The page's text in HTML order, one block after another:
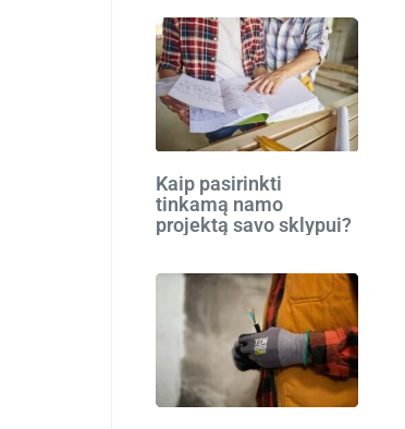
Kaip pasirinkti
tinkamą namo
projektą savo sklypui?